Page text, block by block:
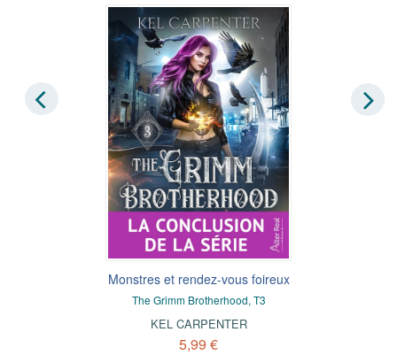
Monstres et rendez-vous foireux
The Grimm Brotherhood, T3
KEL CARPENTER
5,99 €